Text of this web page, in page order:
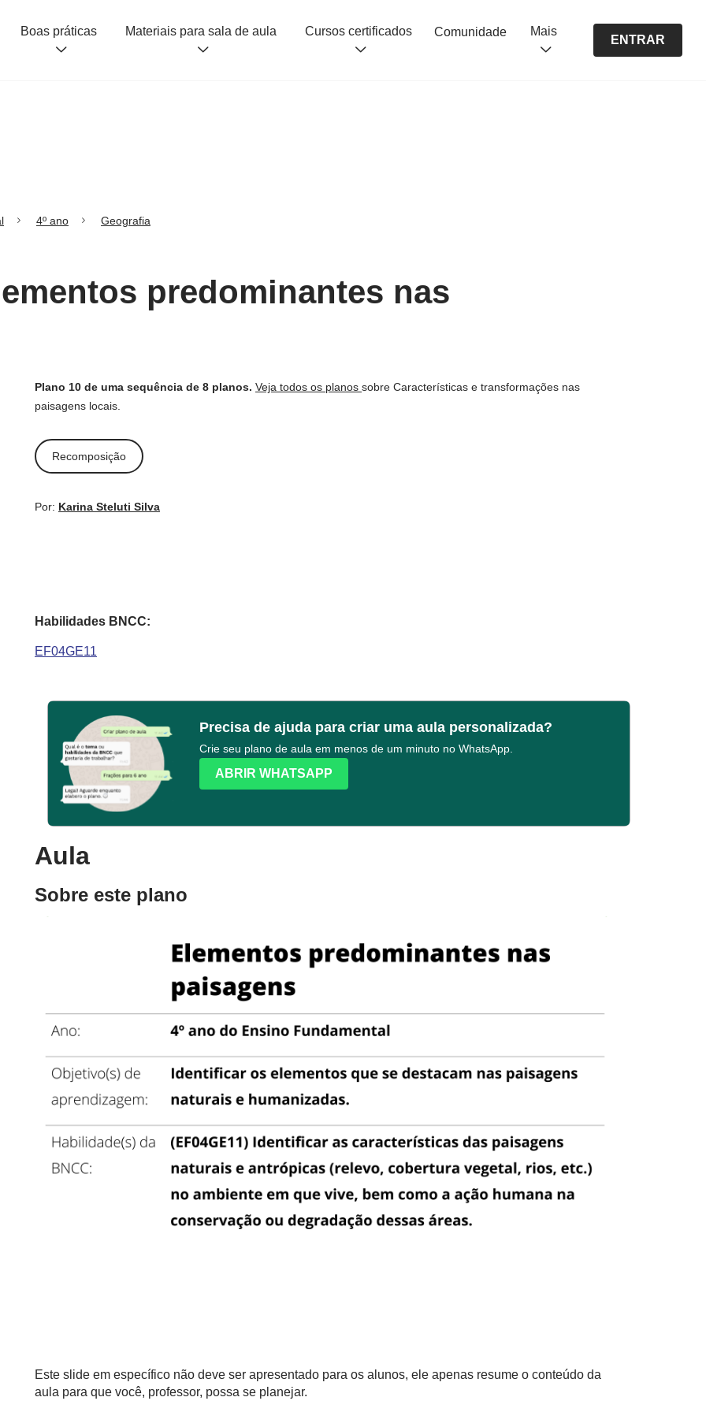
Boas práticas Materiais para sala de aula Cursos certificados Comunidade Mais
ENTRAR
4º ano Geografia
predominantes nas
Plano 10 de uma sequência de 8 planos. Veja todos os planos sobre Características e transformações nas
paisagens locais.
Recomposição
Por: Karina Steluti Silva
Habilidades BNCC:
EF04GE11
Precisa de ajuda para criar uma aula personalizada?
Crie seu plano de aula em menos de um minuto no WhatsApp.
ABRIR WHATSAPP
Aula
Sobre este plano
Este slide em específico não deve ser apresentado para os alunos, ele apenas resume o conteúdo da
aula para que você, professor, possa se planejar.